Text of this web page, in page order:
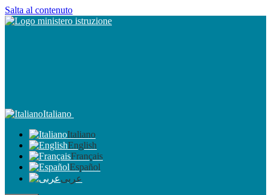
Salta al contenuto
Italiano
Italiano
English
Français
Español
عربى